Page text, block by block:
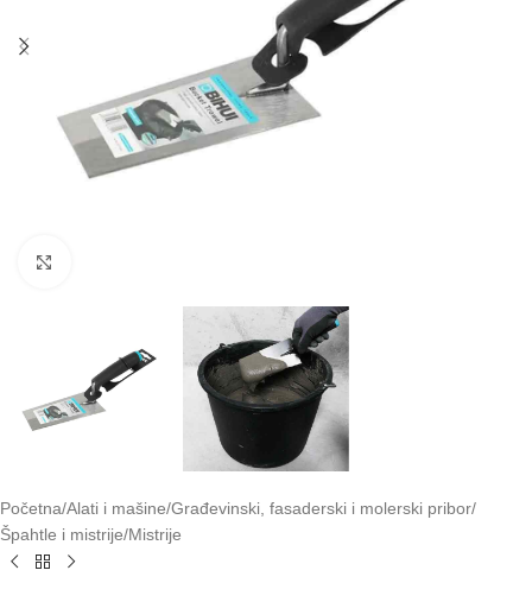
Početna/Alati i mašine/Građevinski, fasaderski i molerski pribor/
Špahtle i mistrije/Mistrije